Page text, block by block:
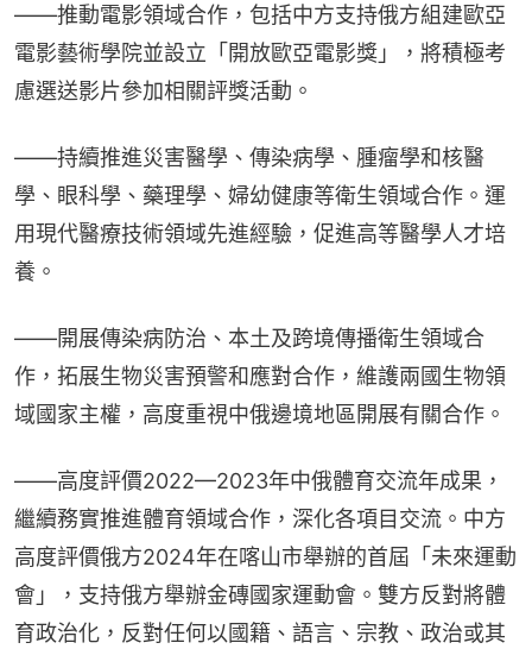
——推動電影領域合作，包括中方支持俄方組建歐亞
電影藝術學院並設立「開放歐亞電影獎」，將積極考
慮選送影片參加相關評獎活動。
——持續推進災害醫學、傳染病學、腫瘤學和核醫
學、眼科學、藥理學、婦幼健康等衛生領域合作。運
用現代醫療技術領域先進經驗，促進高等醫學人才培
養。
——開展傳染病防治、本土及跨境傳播衛生領域合
作，拓展生物災害預警和應對合作，維護兩國生物領
域國家主權，高度重視中俄邊境地區開展有關合作。
——高度評價2022—2023年中俄體育交流年成果，
繼續務實推進體育領域合作，深化各項目交流。中方
高度評價俄方2024年在喀山市舉辦的首屆「未來運動
會」，支持俄方舉辦金磚國家運動會。雙方反對將體
育政治化，反對任何以國籍、語言、宗教、政治或其